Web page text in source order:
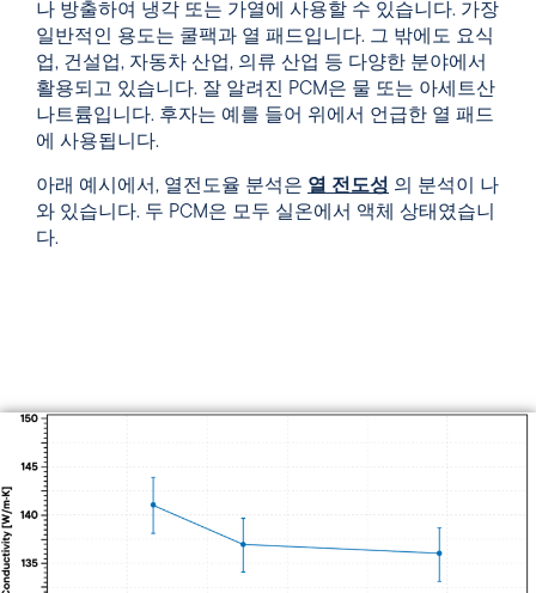
나 방출하여 냉각 또는 가열에 사용할 수 있습니다. 가장
일반적인 용도는 쿨팩과 열 패드입니다. 그 밖에도 요식
업, 건설업, 자동차 산업, 의류 산업 등 다양한 분야에서
활용되고 있습니다. 잘 알려진 PCM은 물 또는 아세트산
나트륨입니다. 후자는 예를 들어 위에서 언급한 열 패드
에 사용됩니다.
아래 예시에서, 열전도율 분석은 열 전도성 의 분석이 나
와 있습니다. 두 PCM은 모두 실온에서 액체 상태였습니
다.